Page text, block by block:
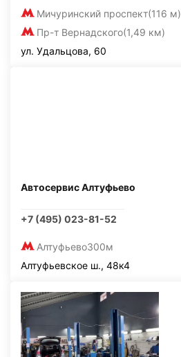
Мичуринский проспект(116 м)
Пр-т Вернадского(1,49 км)
ул. Удальцова, 60
Автосервис Алтуфьево
+7 (495) 023-81-52
Алтуфьево300м
Алтуфьевское ш., 48к4